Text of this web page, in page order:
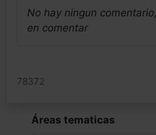
mas vulnerables a
determinadas
sufrimientos, pero
humana, a encontrar la
No hay ningun
en comentar
78372
Áreas tematicas